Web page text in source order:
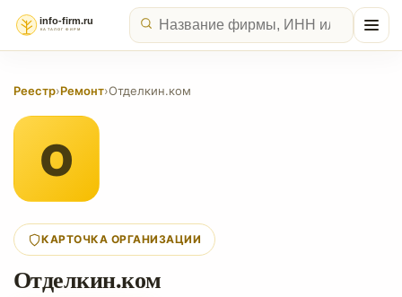
Реестр›Ремонт›Отделкин.ком
О
КАРТОЧКА ОРГАНИЗАЦИИ
Отделкин.ком